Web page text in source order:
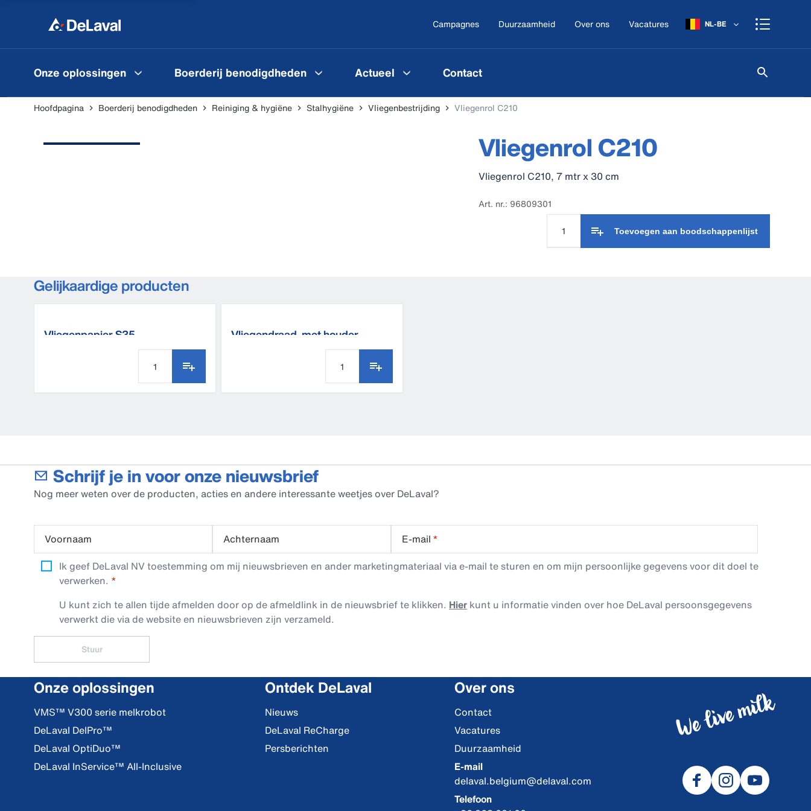
Campagnes Duurzaamheid Over ons Vacatures NL-BE
Onze oplossingen Boerderij benodigdheden Actueel Contact
Hoofdpagina Boerderij benodigdheden Reiniging & hygiëne Stalhygiëne Vliegenbestrijding Vliegenrol C210
Vliegenrol C210
Vliegenrol C210, 7 mtr x 30 cm
Art. nr.: 96809301
Toevoegen aan boodschappenlijst
Gelijkaardige producten
Vliegenpapier S35 Vliegendraad, met houder
Schrijf je in voor onze nieuwsbrief
Nog meer weten over de producten, acties en andere interessante weetjes over DeLaval?
Voornaam Achternaam E-mail *
Ik geef DeLaval NV toestemming om mij nieuwsbrieven en ander marketingmateriaal via e-mail te sturen en om mijn persoonlijke gegevens voor dit doel te
verwerken.
U kunt zich te allen tijde afmelden door op de afmeldlink in de nieuwsbrief te klikken. Hier kunt u informatie vinden over hoe DeLaval persoonsgegevens
verwerkt die via de website en nieuwsbrieven zijn verzameld.
Stuur
Onze oplossingen
VMS™ V300 serie melkrobot
DeLaval DelPro™
DeLaval OptiDuo™
DeLaval InService™ All-Inclusive
Ontdek DeLaval
Nieuws
DeLaval ReCharge
Persberichten
Over ons
Contact
Vacatures
Duurzaamheid
E-mail
delaval.belgium@delaval.com
Telefoon